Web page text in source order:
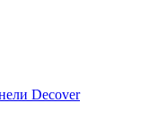
Decover